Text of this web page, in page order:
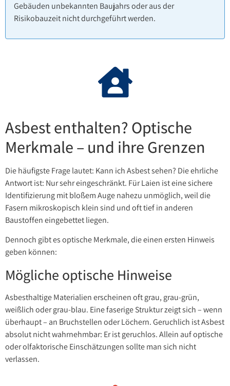
Gebäuden unbekannten Baujahrs oder aus der
Risikobauzeit nicht durchgeführt werden.
Asbest enthalten? Optische
Merkmale – und ihre Grenzen
Die häufigste Frage lautet: Kann ich Asbest sehen? Die ehrliche
Antwort ist: Nur sehr eingeschränkt. Für Laien ist eine sichere
Identifizierung mit bloßem Auge nahezu unmöglich, weil die
Fasern mikroskopisch klein sind und oft tief in anderen
Baustoffen eingebettet liegen.
Dennoch gibt es optische Merkmale, die einen ersten Hinweis
geben können:
Mögliche optische Hinweise
Asbesthaltige Materialien erscheinen oft grau, grau-grün,
weißlich oder grau-blau. Eine faserige Struktur zeigt sich – wenn
überhaupt – an Bruchstellen oder Löchern. Geruchlich ist Asbest
absolut nicht wahrnehmbar: Er ist geruchlos. Allein auf optische
oder olfaktorische Einschätzungen sollte man sich nicht
verlassen.